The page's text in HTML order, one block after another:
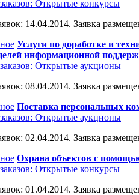
Открытые конкурсы
14.04.2014. Заявка
Услуги по доработке и
информационной
Открытые аукционы
08.04.2014. Заявка
Поставка персональных
Открытые аукционы
02.04.2014. Заявка
Охрана объектов с
Открытые конкурсы
01.04.2014. Заявка